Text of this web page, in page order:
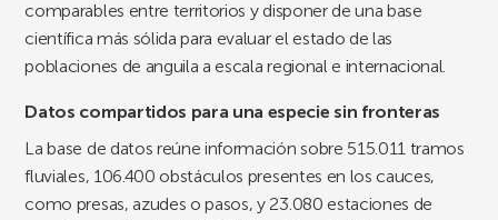
comparables entre territorios y disponer de una base
científica más sólida para evaluar el estado de las
poblaciones de anguila a escala regional e internacional.
Datos compartidos para una especie sin fronteras
La base de datos reúne información sobre 515.011 tramos
fluviales, 106.400 obstáculos presentes en los cauces,
como presas, azudes o pasos, y 23.080 estaciones de